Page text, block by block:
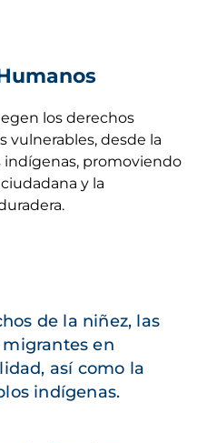
los derechos
vulnerables, desde la
indígenas, promoviendo
y la
de la niñez, las
en
así como la
indígenas.